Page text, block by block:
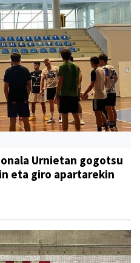
Urnietan gogotsu
eta giro apartarekin